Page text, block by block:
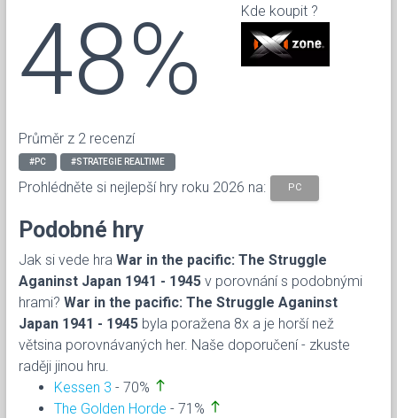
48%
Průměr z 2 recenzí
Kde koupit ?
#PC #STRATEGIE REALTIME
Prohlédněte si nejlepší hry roku 2026 na: PC
Podobné hry
Jak si vede hra War in the pacific: The Struggle
Aganinst Japan 1941 - 1945 v porovnání s podobnými
hrami? War in the pacific: The Struggle Aganinst
Japan 1941 - 1945 byla poražena 8x a je horší než
větsina porovnávaných her. Naše doporučení - zkuste
raději jinou hru.
Kessen 3 - 70% north
The Golden Horde - 71% north